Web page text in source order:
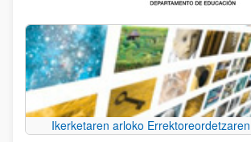
Ikerketaren arloko